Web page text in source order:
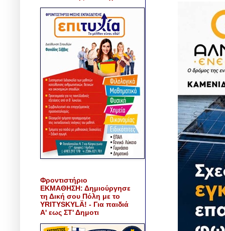
Φροντιστήριο
ΕΚΜΑΘΗΣΗ: Δημιούργησε
τη Δική σου Πόλη με το
YRITYSKYLÄ! - Για παιδιά
Α' εως ΣΤ' Δημοτι